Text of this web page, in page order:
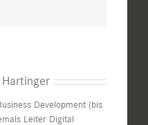
Development (bis
Leiter Digital